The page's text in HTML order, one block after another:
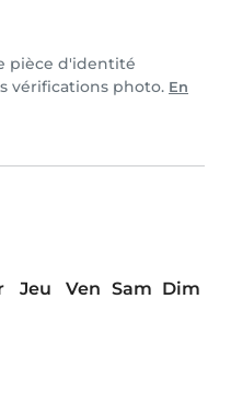
pièce d'identité
vérifications photo. En
Jeu Ven Sam Dim